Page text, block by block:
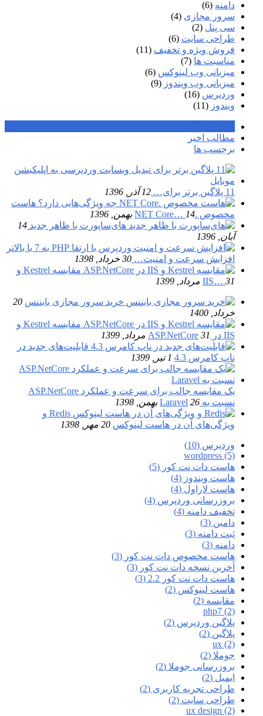
دامنه (6)
سرور مجازی (4)
سی پنل (2)
طراحی سایت (6)
فروش ویژه و تخفیف (11)
مناسبت ها (7)
میزبانی وب لینوکس (6)
میزبانی وب ویندوز (9)
وردپرس (16)
ویندوز (11)
مطالب اخیر
برچسب ها
11 پلاگین برتر برای…
12 آذر, 1396
هاست
مخصوص .NET Core…14 بهمن, 1396
های‌ساپورت با ظاهر جدید 14
آبان, 1396
افزایش سرعت و امنیت… 30 خرداد, 1398
مقایسه Kestrel و
IIS… 31 مرداد, 1399
خرید سرور مجازی بایننس 20
خرداد, 1400
مقایسه Kestrel و
IIS در ASP.NetCore
31 مرداد, 1399
قابلیت‌های جدید در
ناپ کامرس 4.3
1 تیر, 1399
یک مقایسه جالب برای سرعت و عملکرد ASP.NetCore
نسبت به Laravel 26 بهمن, 1398
Redis و
ویژگی‌های آن در هاست لینوکس 20 مهر, 1398
وردپرس (10)
wordpress (5)
هاست دات نت کور (5)
هاست ویندوز (4)
هاست لاراول (4)
بروزرسانی وردپرس (4)
تخفیف دامنه (4)
دامین (3)
ثبت دامنه (3)
دامنه (3)
هاست مخصوص دات نت کور (3)
آخرین نسخه دات نت کور (3)
هاست دات نت کور 2.2 (3)
هاست لینوکس (2)
مقایسه (2)
php7 (2)
پلاگین وردپرس (2)
پلاگین (2)
ux (2)
جوملا (2)
بروزرسانی جوملا (2)
ایمیل (2)
طراحی تجربه کاربری (2)
طراحی سایت (2)
ux design (2)